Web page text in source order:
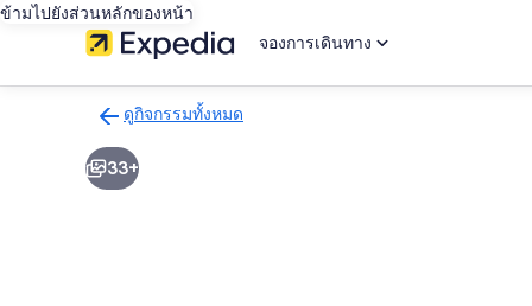
ข้ามไปยังส่วนหลักของหน้า
จองการเดินทาง
ดูกิจกรรมทั้งหมด
ไป
ยัง
33+